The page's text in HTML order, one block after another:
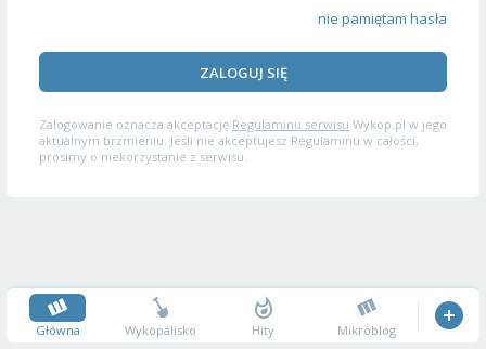
nie pamiętam hasła
ZALOGUJ SIĘ
Zalogowanie oznacza akceptację Regulaminu serwisu Wykop.pl w jego
aktualnym brzmieniu. Jeśli nie akceptujesz Regulaminu w całości,
prosimy o niekorzystanie z serwisu.
Główna Wykopalisko Hity Mikroblog